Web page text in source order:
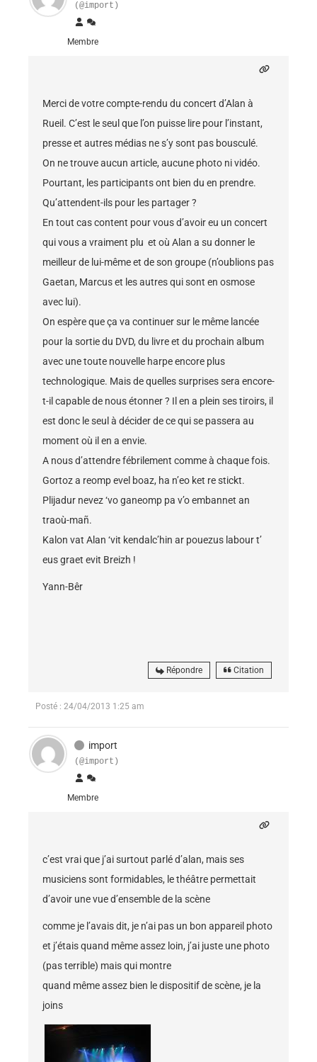
(@import)
Membre
Merci de votre compte-rendu du concert d’Alan à
Rueil. C’est le seul que l’on puisse lire pour l’instant,
presse et autres médias ne s’y sont pas bousculé.
On ne trouve aucun article, aucune photo ni vidéo.
Pourtant, les participants ont bien du en prendre.
Qu’attendent-ils pour les partager ?
En tout cas content pour vous d’avoir eu un concert
qui vous a vraiment plu et où Alan a su donner le
meilleur de lui-même et de son groupe (n’oublions pas
Gaetan, Marcus et les autres qui sont en osmose
avec lui).
On espère que ça va continuer sur le même lancée
pour la sortie du DVD, du livre et du prochain album
avec une toute nouvelle harpe encore plus
technologique. Mais de quelles surprises sera encore-
t-il capable de nous étonner ? Il en a plein ses tiroirs, il
est donc le seul à décider de ce qui se passera au
moment où il en a envie.
A nous d’attendre fébrilement comme à chaque fois.
Gortoz a reomp evel boaz, ha n’eo ket re stickt.
Plijadur nevez ‘vo ganeomp pa v’o embannet an
traoù-mañ.
Kalon vat Alan ‘vit kendalc’hin ar pouezus labour t’
eus graet evit Breizh !
Yann-Bêr
Répondre Citation
Posté : 24/04/2013 1:25 am
import
(@import)
Membre
c’est vrai que j’ai surtout parlé d’alan, mais ses
musiciens sont formidables, le théâtre permettait
d’avoir une vue d’ensemble de la scène
comme je l’avais dit, je n’ai pas un bon appareil photo
et j’étais quand même assez loin, j’ai juste une photo
(pas terrible) mais qui montre
quand même assez bien le dispositif de scène, je la
joins